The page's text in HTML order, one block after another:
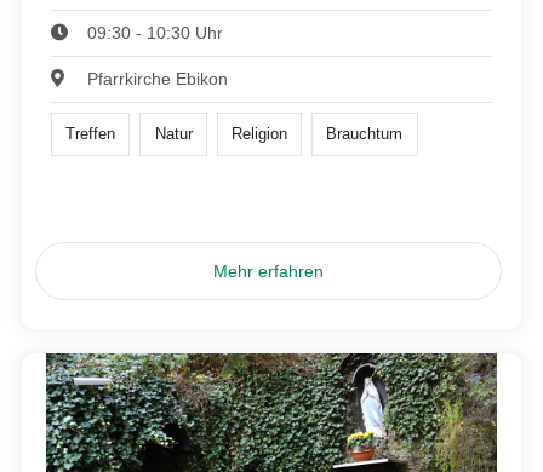
09:30 - 10:30 Uhr
Pfarrkirche Ebikon
Treffen Natur Religion Brauchtum
Mehr erfahren